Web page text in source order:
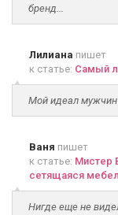
бренд...
Лилиана пишет
к статье: Самый
Мой идеал мужчин
Ваня пишет
к статье: Мистер
сетящаяся
Нигде еще не